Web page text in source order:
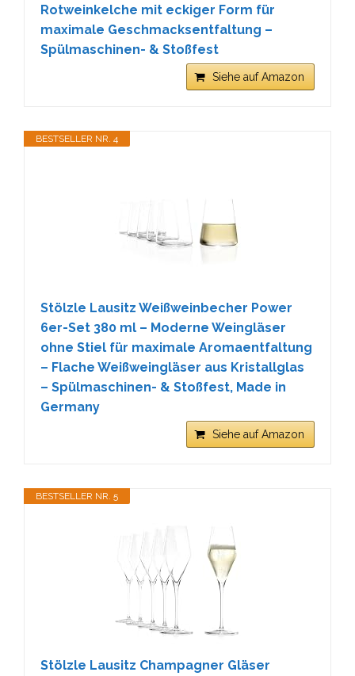
Rotweinkelche mit eckiger Form für
maximale Geschmacksentfaltung –
Spülmaschinen- & Stoßfest
Siehe auf Amazon
BESTSELLER NR. 4
Stölzle Lausitz Weißweinbecher Power
6er-Set 380 ml – Moderne Weingläser
ohne Stiel für maximale Aromaentfaltung
– Flache Weißweingläser aus Kristallglas
– Spülmaschinen- & Stoßfest, Made in
Germany
Siehe auf Amazon
BESTSELLER NR. 5
Stölzle Lausitz Champagner Gläser